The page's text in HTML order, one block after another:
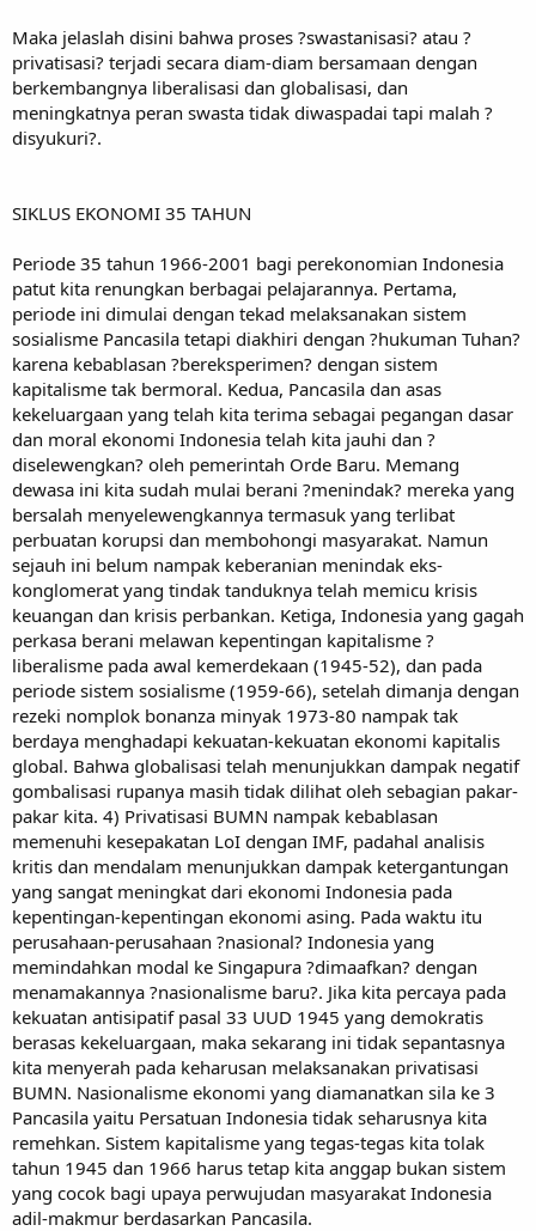
Maka jelaslah disini bahwa proses ?swastanisasi? atau ?
privatisasi? terjadi secara diam-diam bersamaan dengan
berkembangnya liberalisasi dan globalisasi, dan
meningkatnya peran swasta tidak diwaspadai tapi malah ?
disyukuri?.
SIKLUS EKONOMI 35 TAHUN
Periode 35 tahun 1966-2001 bagi perekonomian Indonesia
patut kita renungkan berbagai pelajarannya. Pertama,
periode ini dimulai dengan tekad melaksanakan sistem
sosialisme Pancasila tetapi diakhiri dengan ?hukuman Tuhan?
karena kebablasan ?bereksperimen? dengan sistem
kapitalisme tak bermoral. Kedua, Pancasila dan asas
kekeluargaan yang telah kita terima sebagai pegangan dasar
dan moral ekonomi Indonesia telah kita jauhi dan ?
diselewengkan? oleh pemerintah Orde Baru. Memang
dewasa ini kita sudah mulai berani ?menindak? mereka yang
bersalah menyelewengkannya termasuk yang terlibat
perbuatan korupsi dan membohongi masyarakat. Namun
sejauh ini belum nampak keberanian menindak eks-
konglomerat yang tindak tanduknya telah memicu krisis
keuangan dan krisis perbankan. Ketiga, Indonesia yang gagah
perkasa berani melawan kepentingan kapitalisme ?
liberalisme pada awal kemerdekaan (1945-52), dan pada
periode sistem sosialisme (1959-66), setelah dimanja dengan
rezeki nomplok bonanza minyak 1973-80 nampak tak
berdaya menghadapi kekuatan-kekuatan ekonomi kapitalis
global. Bahwa globalisasi telah menunjukkan dampak negatif
gombalisasi rupanya masih tidak dilihat oleh sebagian pakar-
pakar kita. 4) Privatisasi BUMN nampak kebablasan
memenuhi kesepakatan LoI dengan IMF, padahal analisis
kritis dan mendalam menunjukkan dampak ketergantungan
yang sangat meningkat dari ekonomi Indonesia pada
kepentingan-kepentingan ekonomi asing. Pada waktu itu
perusahaan-perusahaan ?nasional? Indonesia yang
memindahkan modal ke Singapura ?dimaafkan? dengan
menamakannya ?nasionalisme baru?. Jika kita percaya pada
kekuatan antisipatif pasal 33 UUD 1945 yang demokratis
berasas kekeluargaan, maka sekarang ini tidak sepantasnya
kita menyerah pada keharusan melaksanakan privatisasi
BUMN. Nasionalisme ekonomi yang diamanatkan sila ke 3
Pancasila yaitu Persatuan Indonesia tidak seharusnya kita
remehkan. Sistem kapitalisme yang tegas-tegas kita tolak
tahun 1945 dan 1966 harus tetap kita anggap bukan sistem
yang cocok bagi upaya perwujudan masyarakat Indonesia
adil-makmur berdasarkan Pancasila.